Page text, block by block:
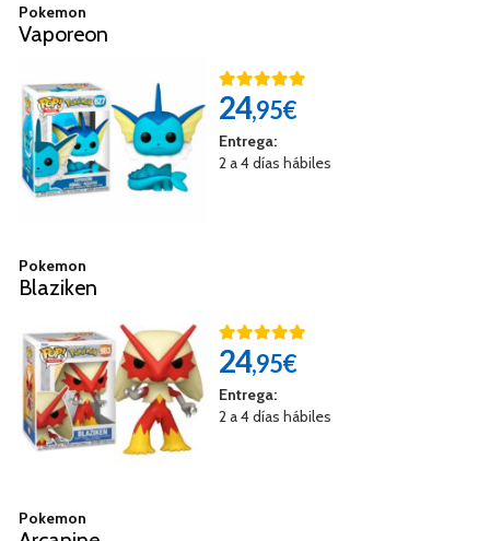
Pokemon
Vaporeon
24,95€
Entrega:
2 a 4 días hábiles
Pokemon
Blaziken
24,95€
Entrega:
2 a 4 días hábiles
Pokemon